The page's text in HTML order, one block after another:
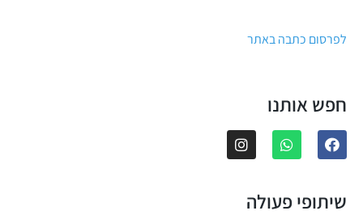
לפרסום כתבה באתר
חפש אותנו
שיתופי פעולה